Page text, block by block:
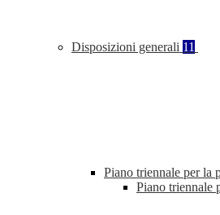
Disposizioni generali 11
Piano triennale per la
Piano triennale